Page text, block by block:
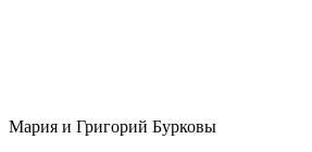
Мария и Григорий Бурковы